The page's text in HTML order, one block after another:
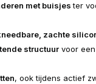
met buisjester
zachte
structuur voor
, ook tijdens actief